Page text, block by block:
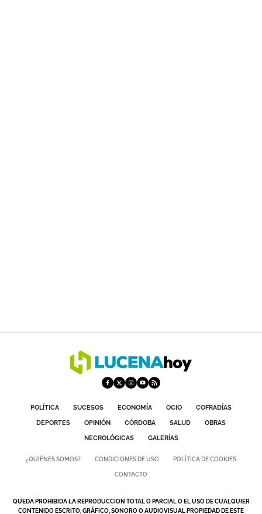
POLÍTICA SUCESOS ECONOMÍA OCIO
COFRADÍAS
DEPORTES
OPINIÓN CÓRDOBA SALUD
OBRAS
NECROLÓGICAS
GALERÍAS
¿QUIÉNES SOMOS? CONDICIONES DE USO POLÍTICA DE COOKIES
CONTACTO
QUEDA PROHIBIDA LA REPRODUCCION TOTAL O PARCIAL O EL USO DE CUALQUIER
CONTENIDO ESCRITO, GRÁFICO, SONORO O AUDIOVISUAL PROPIEDAD DE ESTE